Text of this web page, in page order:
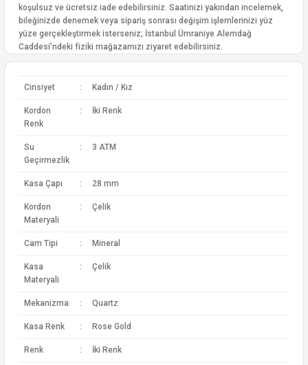
koşulsuz ve ücretsiz iade edebilirsiniz. Saatinizi yakından incelemek,
bileğinizde denemek veya sipariş sonrası değişim işlemlerinizi yüz
yüze gerçekleştirmek isterseniz; İstanbul Ümraniye Alemdağ
Caddesi’ndeki fiziki mağazamızı ziyaret edebilirsiniz.
Cinsiyet : Kadın / Kız
Kordon
Renk
: İki Renk
Su
Geçirmezlik
: 3 ATM
Kasa Çapı : 28 mm
Kordon
Materyali
: Çelik
Cam Tipi : Mineral
Kasa
Materyali
: Çelik
Mekanizma : Quartz
Kasa Renk : Rose Gold
Renk : İki Renk